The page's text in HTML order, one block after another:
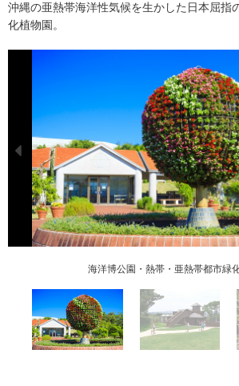
沖縄の亜熱帯海洋性気候を生かした日本屈指
化植物園。
海洋博公園・熱帯・亜熱帯都市緑
海洋博公園・熱帯・亜熱帯都市緑